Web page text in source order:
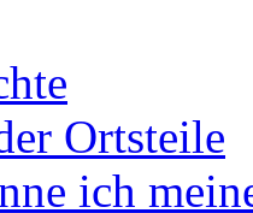
Ortsteile
ich